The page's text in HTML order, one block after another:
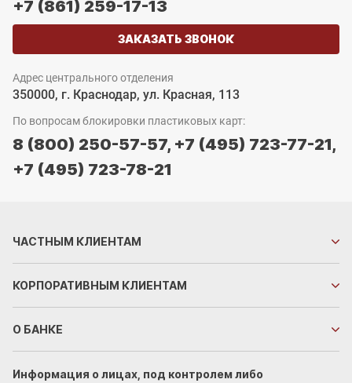
+7 (861) 259-17-13
ЗАКАЗАТЬ ЗВОНОК
Адрес центрального отделения
350000, г. Краснодар, ул. Красная, 113
По вопросам блокировки пластиковых карт:
8 (800) 250-57-57, +7 (495) 723-77-21,
+7 (495) 723-78-21
ЧАСТНЫМ КЛИЕНТАМ
КОРПОРАТИВНЫМ КЛИЕНТАМ
О БАНКЕ
Информация о лицах, под контролем либо